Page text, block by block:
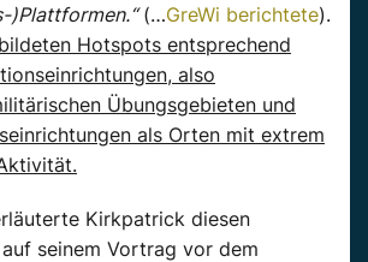
)Plattformen.“(…GreWi berichtete).
Hotspots entsprechend
also
Übungsgebieten und
als Orten mit extrem
Kirkpatrick diesen
seinem Vortrag vor dem